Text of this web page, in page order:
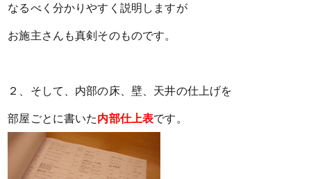
なるべく分かりやすく説明しますが
お施主さんも真剣そのものです。
２、そして、内部の床、壁、天井の仕上げを
部屋ごとに書いた内部仕上表です。